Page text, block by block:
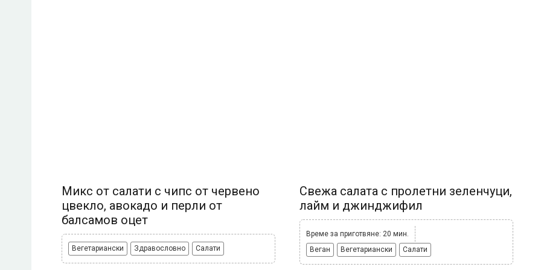
Микс от салати с чипс от червено
цвекло, авокадо и перли от
балсамов оцет
Вегетариански Здравословно Салати
Свежа салата с пролетни зеленчуци,
лайм и джинджифил
Време за приготвяне: 20 мин.
Веган
Вегетариански Салати